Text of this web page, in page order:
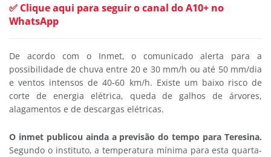
✅ Clique aqui para seguir o canal do A10+ no
WhatsApp
De acordo com o Inmet, o comunicado alerta para a
possibilidade de chuva entre 20 e 30 mm/h ou até 50 mm/dia
e ventos intensos de 40-60 km/h. Existe um baixo risco de
corte de energia elétrica, queda de galhos de árvores,
alagamentos e de descargas elétricas.
O inmet publicou ainda a previsão do tempo para Teresina.
Segundo o instituto, a temperatura mínima para esta quarta-